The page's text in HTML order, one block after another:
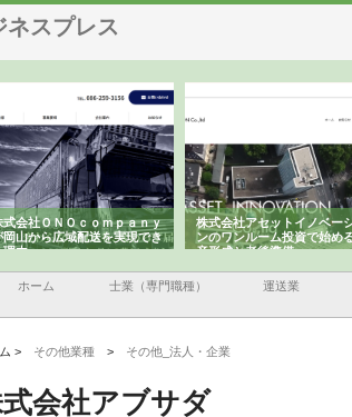
ネスプレス
式会社ＯＮＯｃｏｍｐａｎｙ
岡山から広域配送を実現でき
理由
株式会社アセットイノベー
ンのワンルーム投資で始め
産形成と老後準備
ホーム 士業（専門職種） 運送業
> その他業種 > その他_法人・企業
会社アブサダ